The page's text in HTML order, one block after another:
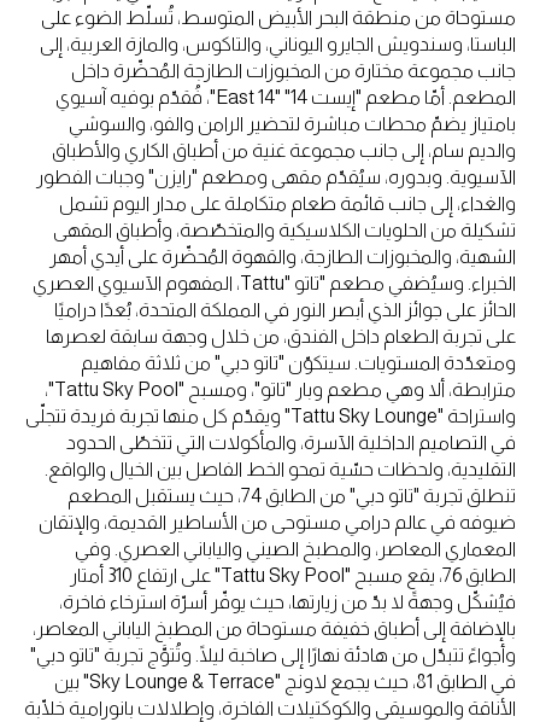
مستوحاة من منطقة البحر الأبيض المتوسط، تُسلّط الضوء على
الباستا، وسندويش الجايرو اليوناني، والتاكوس، والمازة العربية، إلى
جانب مجموعة مختارة من المخبوزات الطازجة المُحضّرة داخل
المطعم. أمّا مطعم "إيست 14" "East 14"، فُقدّم بوفيه آسيوي
بامتياز يضمّ محطات مباشرة لتحضير الرامن والفو، والسوشي
والديم سام، إلى جانب مجموعة غنية من أطباق الكاري والأطباق
الآسيوية. وبدوره، سيُقدّم مقهى ومطعم "رايزن" وجبات الفطور
والغداء، إلى جانب قائمة طعام متكاملة على مدار اليوم تشمل
تشكيلة من الحلويات الكلاسيكية والمتخصّصة، وأطباق المقهى
الشهية، والمخبوزات الطازجة، والقهوة المُحضّرة على أيدي أمهر
الخبراء. وسيُضفي مطعم "تاتو "Tattu، المفهوم الآسيوي العصري
الحائز على جوائز الذي أبصر النور في المملكة المتحدة، بُعدًا دراميًا
على تجربة الطعام داخل الفندق، من خلال وجهة سابقة لعصرها
ومتعدّدة المستويات. سيتكوّن "تاتو دبي" من ثلاثة مفاهيم
مترابطة، ألا وهي مطعم وبار "تاتو"، ومسبح "Tattu Sky Pool"،
واستراحة "Tattu Sky Lounge" ويقدّم كل منها تجربة فريدة تتجلّى
في التصاميم الداخلية الآسرة، والمأكولات التي تتخطّى الحدود
التقليدية، ولحظات حسّية تمحو الخط الفاصل بين الخيال والواقع.
تنطلق تجربة "تاتو دبي" من الطابق 74، حيث يستقبل المطعم
ضيوفه في عالم درامي مستوحى من الأساطير القديمة، والإتقان
المعماري المعاصر، والمطبخ الصيني والياباني العصري. وفي
الطابق 76، يقع مسبح "Tattu Sky Pool" على ارتفاع 310 أمتار
فيُشكّل وجهةً لا بدّ من زيارتها، حيث يوفّر أسرّة استرخاء فاخرة،
بالإضافة إلى أطباق خفيفة مستوحاة من المطبخ الياباني المعاصر،
وأجواءً تتبدّل من هادئة نهارًا إلى صاخبة ليلًا. وتُتوَّج تجربة "تاتو دبي"
في الطابق 81، حيث يجمع لاونج "Sky Lounge & Terrace" بين
الأناقة والموسيقى والكوكتيلات الفاخرة، وإطلالات بانورامية خلّابة